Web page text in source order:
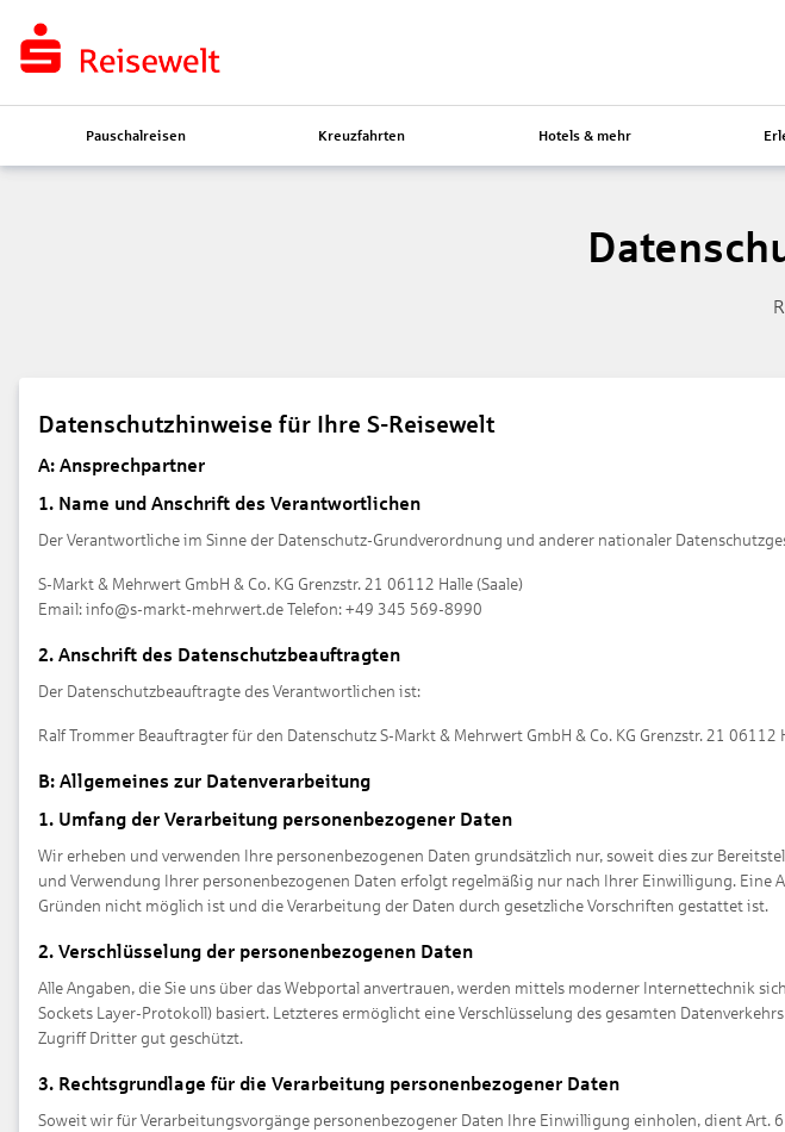
Pauschalreisen Kreuzfahrten Hotels & mehr
Datenschutzhinweise für Ihre S-Reisewelt
A: Ansprechpartner
1. Name und Anschrift des Verantwortlichen
Der Verantwortliche im Sinne der Datenschutz-Grundverordnung und anderer nationaler
S-Markt & Mehrwert GmbH & Co. KG Grenzstr. 21 06112 Halle (Saale)
Email: info@s-markt-mehrwert.de Telefon: +49 345 569-8990
2. Anschrift des Datenschutzbeauftragten
Der Datenschutzbeauftragte des Verantwortlichen ist:
Ralf Trommer Beauftragter für den Datenschutz S-Markt & Mehrwert GmbH & Co. KG Grenzstr. 21
B: Allgemeines zur Datenverarbeitung
1. Umfang der Verarbeitung personenbezogener Daten
Wir erheben und verwenden Ihre personenbezogenen Daten grundsätzlich nur, soweit dies zur
und Verwendung Ihrer personenbezogenen Daten erfolgt regelmäßig nur nach Ihrer Einwilligung.
Gründen nicht möglich ist und die Verarbeitung der Daten durch gesetzliche Vorschriften gestattet ist.
2. Verschlüsselung der personenbezogenen Daten
Alle Angaben, die Sie uns über das Webportal anvertrauen, werden mittels moderner Internettechnik
Sockets Layer-Protokoll) basiert. Letzteres ermöglicht eine Verschlüsselung des gesamten
Zugriff Dritter gut geschützt.
3. Rechtsgrundlage für die Verarbeitung personenbezogener Daten
Soweit wir für Verarbeitungsvorgänge personenbezogener Daten Ihre Einwilligung einholen, dient Art.